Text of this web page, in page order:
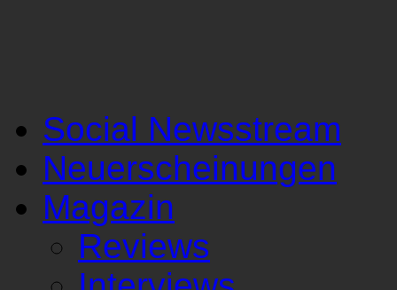
Social Newsstream
Neuerscheinungen
Magazin
Reviews